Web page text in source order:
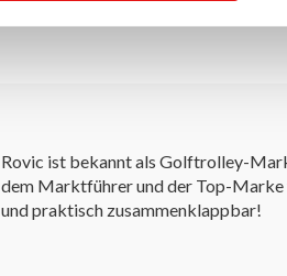
Rovic ist bekannt als Golftrolley-
dem Marktführer und der Top-
und praktisch zusammenklappbar!